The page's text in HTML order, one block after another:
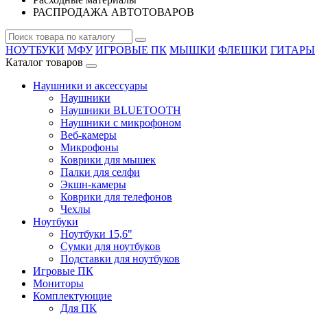
РАСПРОДАЖА АВТОТОВАРОВ
НОУТБУКИ МФУ ИГРОВЫЕ ПК МЫШКИ ФЛЕШКИ ГИТАРЫ
Каталог товаров
Наушники и аксессуары
Наушники
Наушники BLUETOOTH
Наушники с микрофоном
Веб-камеры
Микрофоны
Коврики для мышек
Палки для селфи
Экшн-камеры
Коврики для телефонов
Чехлы
Ноутбуки
Ноутбуки 15,6"
Сумки для ноутбуков
Подставки для ноутбуков
Игровые ПК
Мониторы
Комплектующие
Для ПК